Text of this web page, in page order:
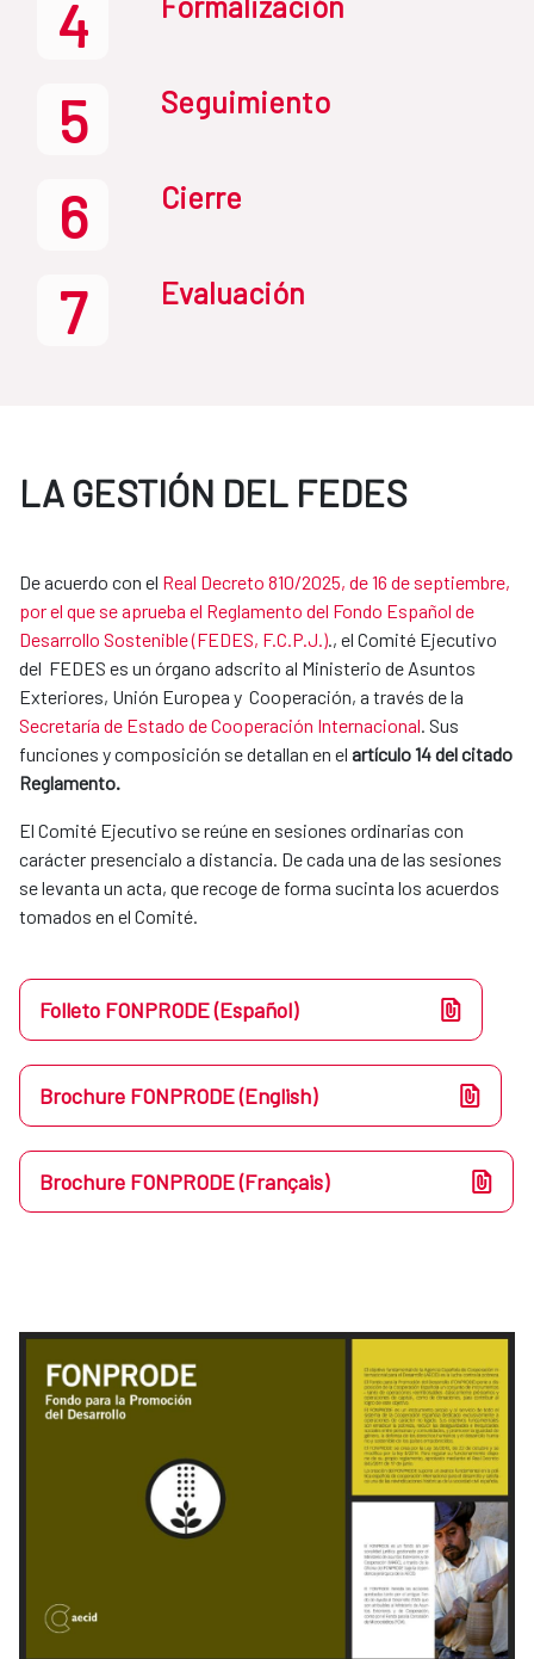
4
5 Seguimiento
6 Cierre
7 Evaluación
LA GESTIÓN DEL FEDES
De acuerdo con el Real Decreto 810/2025, de 16 de septiembre,
por el que se aprueba el Reglamento del Fondo Español de
Desarrollo Sostenible (FEDES, F.C.P.J.)., el Comité Ejecutivo
del FEDES es un órgano adscrito al Ministerio de Asuntos
Exteriores, Unión Europea y Cooperación, a través de la
Secretaría de Estado de Cooperación Internacional. Sus
funciones y composición se detallan en el artículo 14 del citado
Reglamento.
El Comité Ejecutivo se reúne en sesiones ordinarias con
carácter presencialo a distancia. De cada una de las sesiones
se levanta un acta, que recoge de forma sucinta los acuerdos
tomados en el Comité.
Folleto FONPRODE (Español)
Brochure FONPRODE (English)
Brochure FONPRODE (Français)